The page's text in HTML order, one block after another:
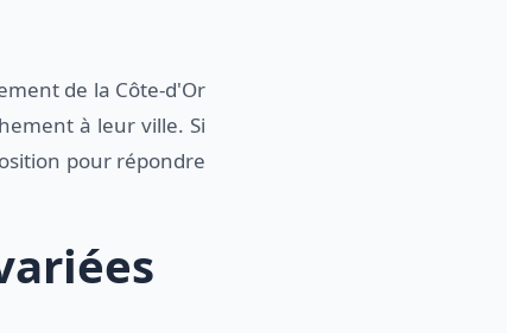
de la Côte-d'Or
à leur ville. Si
pour répondre